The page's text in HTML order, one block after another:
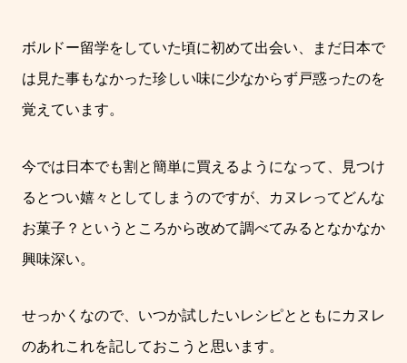
ボルドー留学をしていた頃に初めて出会い、まだ日本で
は見た事もなかった珍しい味に少なからず戸惑ったのを
覚えています。
今では日本でも割と簡単に買えるようになって、見つけ
るとつい嬉々としてしまうのですが、カヌレってどんな
お菓子？というところから改めて調べてみるとなかなか
興味深い。
せっかくなので、いつか試したいレシピとともにカヌレ
のあれこれを記しておこうと思います。